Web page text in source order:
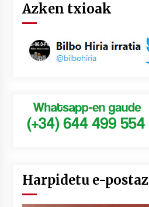
Azken txioak
Harpidetu e-postaz